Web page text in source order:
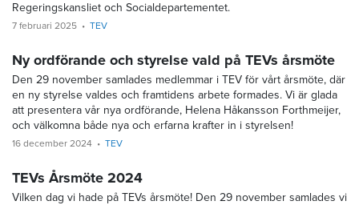
Regeringskansliet och Socialdepartementet.
7 februari 2025 TEV
Ny ordförande och styrelse vald på TEVs årsmöte
Den 29 november samlades medlemmar i TEV för vårt årsmöte, där
en ny styrelse valdes och framtidens arbete formades. Vi är glada
att presentera vår nya ordförande, Helena Håkansson Forthmeijer,
och välkomna både nya och erfarna krafter in i styrelsen!
16 december 2024 TEV
TEVs Årsmöte 2024
Vilken dag vi hade på TEVs årsmöte! Den 29 november samlades vi